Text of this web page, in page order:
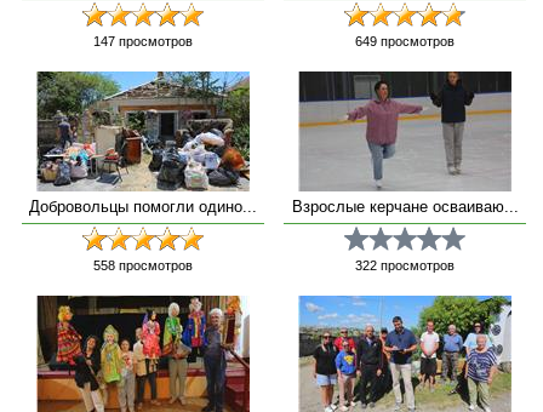
147 просмотров 649 просмотров
Добровольцы помогли одино...
558 просмотров
Взрослые керчане осваиваю...
322 просмотров